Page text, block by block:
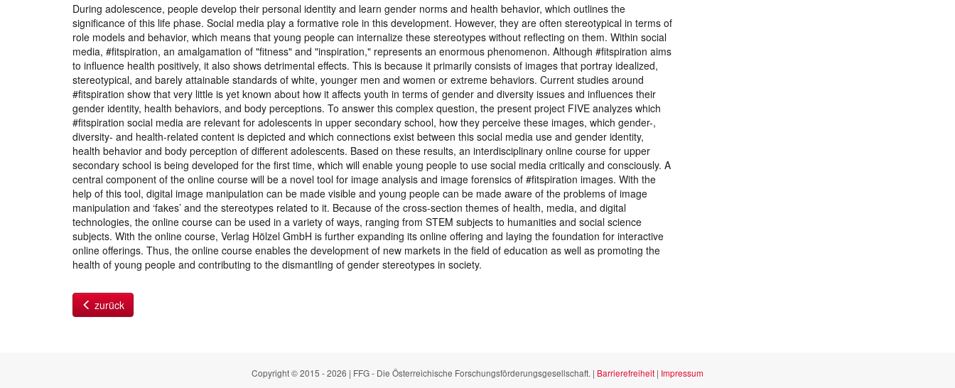
During adolescence, people develop their personal identity and learn gender norms and health behavior, which outlines the
significance of this life phase. Social media play a formative role in this development. However, they are often stereotypical in terms of
role models and behavior, which means that young people can internalize these stereotypes without reflecting on them. Within social
media, #fitspiration, an amalgamation of "fitness" and "inspiration," represents an enormous phenomenon. Although #fitspiration aims
to influence health positively, it also shows detrimental effects. This is because it primarily consists of images that portray idealized,
stereotypical, and barely attainable standards of white, younger men and women or extreme behaviors. Current studies around
#fitspiration show that very little is yet known about how it affects youth in terms of gender and diversity issues and influences their
gender identity, health behaviors, and body perceptions. To answer this complex question, the present project FIVE analyzes which
#fitspiration social media are relevant for adolescents in upper secondary school, how they perceive these images, which gender-,
diversity- and health-related content is depicted and which connections exist between this social media use and gender identity,
health behavior and body perception of different adolescents. Based on these results, an interdisciplinary online course for upper
secondary school is being developed for the first time, which will enable young people to use social media critically and consciously. A
central component of the online course will be a novel tool for image analysis and image forensics of #fitspiration images. With the
help of this tool, digital image manipulation can be made visible and young people can be made aware of the problems of image
manipulation and ‘fakes’ and the stereotypes related to it. Because of the cross-section themes of health, media, and digital
technologies, the online course can be used in a variety of ways, ranging from STEM subjects to humanities and social science
subjects. With the online course, Verlag Hölzel GmbH is further expanding its online offering and laying the foundation for interactive
online offerings. Thus, the online course enables the development of new markets in the field of education as well as promoting the
health of young people and contributing to the dismantling of gender stereotypes in society.
zurück
Copyright © 2015 - 2026 | FFG - Die Österreichische Forschungsförderungsgesellschaft. | Barrierefreiheit | Impressum